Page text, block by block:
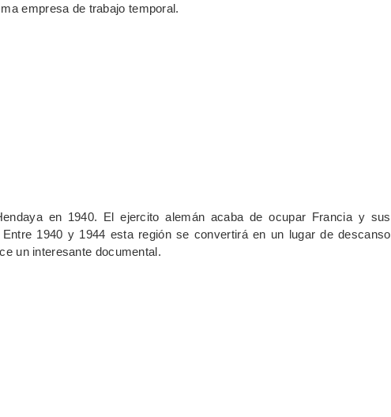
empresa de trabajo temporal.
en 1940. El ejercito alemán acaba de ocupar Francia y sus
1940 y 1944 esta región se convertirá en un lugar de descanso
un interesante documental.